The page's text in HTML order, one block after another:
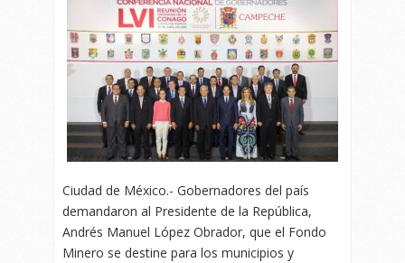
Ciudad de México.- Gobernadores del país
demandaron al Presidente de la República,
Andrés Manuel López Obrador, que el Fondo
Minero se destine para los municipios y